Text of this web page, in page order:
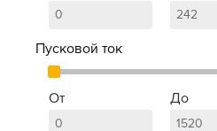
Пусковой ток
От До